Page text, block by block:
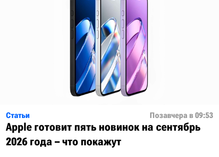
Статьи Позавчера в 09:53
Apple готовит пять новинок на сентябрь
2026 года – что покажут